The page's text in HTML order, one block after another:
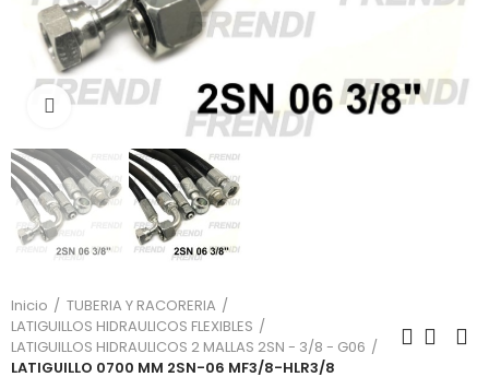
Click para agrandar
Inicio
TUBERIA Y RACORERIA
LATIGUILLOS HIDRAULICOS FLEXIBLES
LATIGUILLOS HIDRAULICOS 2 MALLAS 2SN - 3/8 - G06
LATIGUILLO 0700 MM 2SN-06 MF3/8-HLR3/8